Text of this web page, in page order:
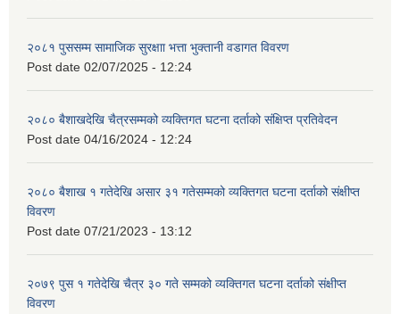
२०८१ पुससम्म सामाजिक सुरक्षाा भत्ता भुक्तानी वडागत विवरण
Post date 02/07/2025 - 12:24
२०८० बैशाखदेखि चैत्रसम्मको व्यक्तिगत घटना दर्ताको संक्षिप्त प्रतिवेदन
Post date 04/16/2024 - 12:24
२०८० बैशाख १ गतेदेखि असार ३१ गतेसम्मको व्यक्तिगत घटना दर्ताको संक्षीप्त
विवरण
Post date 07/21/2023 - 13:12
२०७९ पुस १ गतेदेखि चैत्र ३० गते सम्मको व्यक्तिगत घटना दर्ताको संक्षीप्त
विवरण